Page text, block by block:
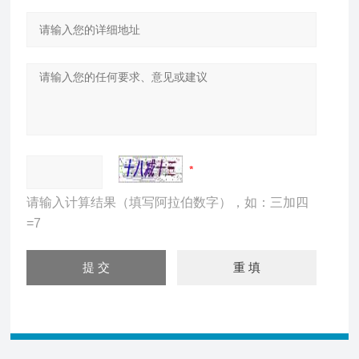
请输入计算结果（填写阿拉伯数字），如：三加四
=7